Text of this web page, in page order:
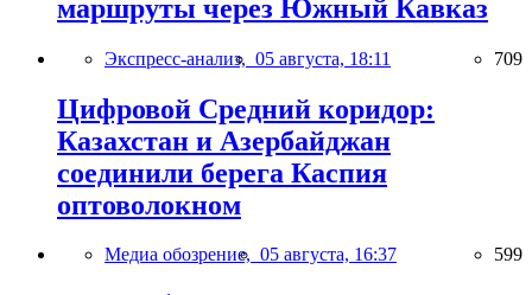
маршруты через Южный Кавказ
Экспресс-анализ, 05 августа, 18:11 709
Цифровой Средний коридор:
Казахстан и Азербайджан
соединили берега Каспия
оптоволокном
Медиа обозрение, 05 августа, 16:37 599